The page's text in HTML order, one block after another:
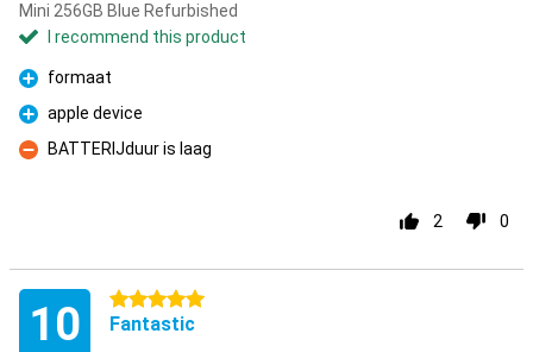
Mini 256GB Blue Refurbished
I recommend this product
Pro
formaat
Pro
apple device
Con
BATTERIJduur is laag
2 0
10 5 stars
Fantastic